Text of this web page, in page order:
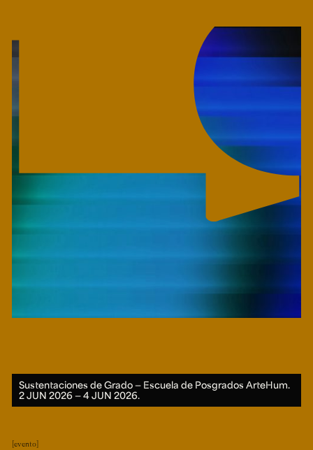
Sustentaciones de Grado ― Escuela de Posgrados ArteHum.
2 JUN 2026 ― 4 JUN 2026.
evento